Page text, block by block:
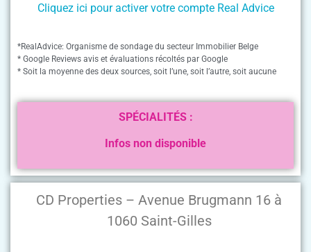
CD Properties – Avenue Brugmann 16 à
1060 Saint-Gilles
Cliquez ici pour activer votre compte Real Advice
*RealAdvice: Organisme de sondage du secteur Immobilier Belge
* Google Reviews avis et évaluations récoltés par Google
* Soit la moyenne des deux sources, soit l’une, soit l’autre, soit aucune
SPÉCIALITÉS :
Infos non disponible